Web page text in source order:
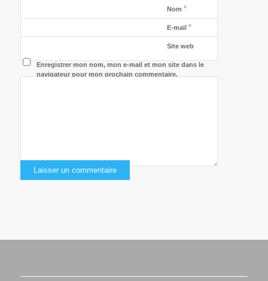
Nom *
E-mail *
Site web
Enregistrer mon nom, mon e-mail et mon site dans le
navigateur pour mon prochain commentaire.